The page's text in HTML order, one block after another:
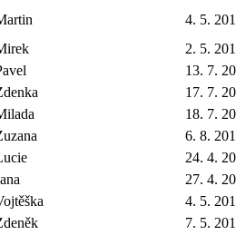
4. 5.
2. 5.
13. 7.
17. 7.
18. 7.
6. 8.
24. 4.
27. 4.
4. 5.
7. 5.